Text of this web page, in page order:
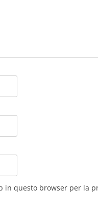
in questo browser per la